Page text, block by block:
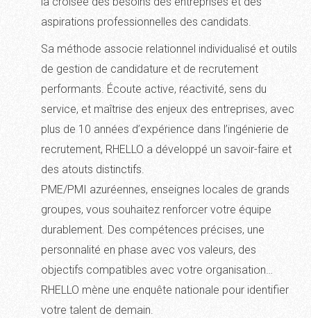
aspirations professionnelles des candidats.
Sa méthode associe relationnel individualisé et outils
de gestion de candidature et de recrutement
performants. Écoute active, réactivité, sens du
service, et maîtrise des enjeux des entreprises, avec
plus de 10 années d’expérience dans l’ingénierie de
recrutement, RHELLO a développé un savoir-faire et
des atouts distinctifs.
PME/PMI azuréennes, enseignes locales de grands
groupes, vous souhaitez renforcer votre équipe
durablement. Des compétences précises, une
personnalité en phase avec vos valeurs, des
objectifs compatibles avec votre organisation…
RHELLO mène une enquête nationale pour identifier
votre talent de demain.